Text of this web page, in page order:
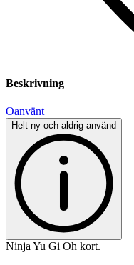
Beskrivning
Oanvänt
Helt ny och aldrig använd
Ninja Yu Gi Oh kort.